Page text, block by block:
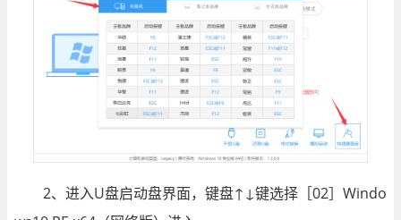
2、进入U盘启动盘界面，键盘↑↓键选择［02］Windo